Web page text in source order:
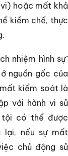
hoặc mất khả
kiềm chế, thực
nhiệm hình sự"
nguồn gốc của
kiểm soát là
với hành vi sử
tội có thể được
lại, nếu sự mất
chủ động sử